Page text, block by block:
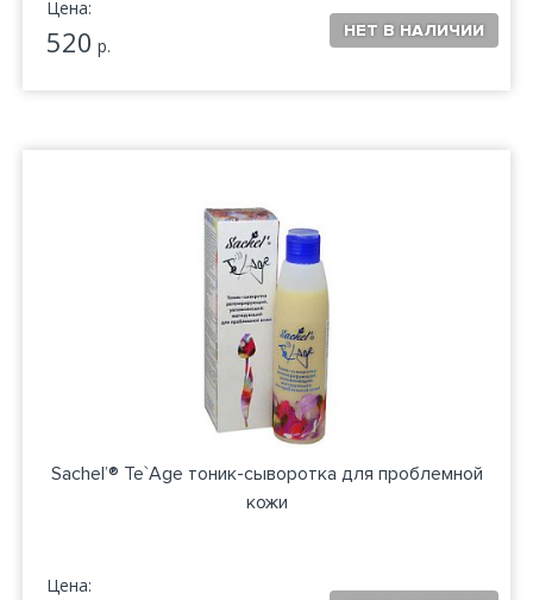
Цена:
520 р.
Sachel’® Te`Age тоник-сыворотка для проблемной
кожи
Цена: